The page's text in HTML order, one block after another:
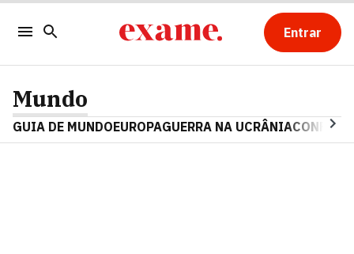
Entrar
Mundo
GUIA DE MUNDOEUROPAGUERRA NA UCRÂNIA